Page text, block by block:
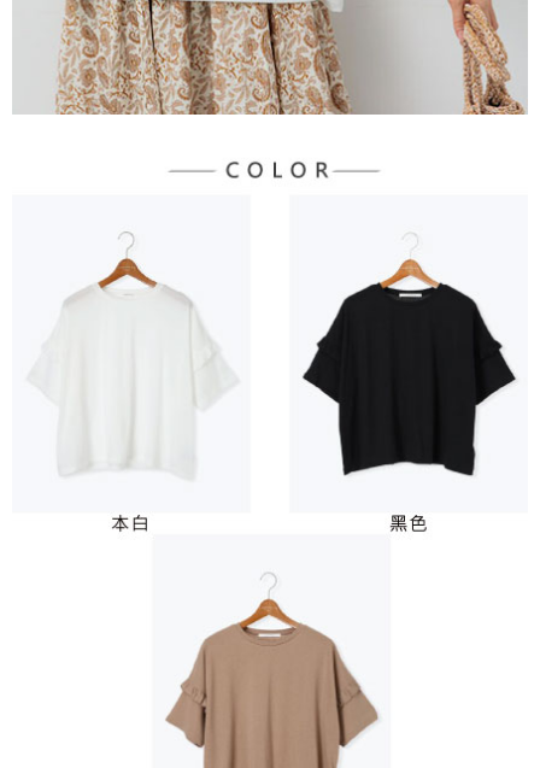
時審查核予不同之上限額度；若仍有額度不足之情形，本公司將視審查結果
請求用戶進行身份認證。
５．嚴禁一人註冊多個帳號或使用他人資訊註冊。若發現惡意使用之情形，
恩沛科技股份有限公司將有權停止該用戶之使用額度並採取法律行動。